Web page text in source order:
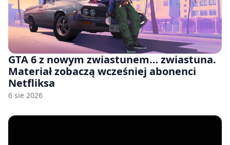
GTA 6 z nowym zwiastunem… zwiastuna.
Materiał zobaczą wcześniej abonenci
Netfliksa
6 sie 2026